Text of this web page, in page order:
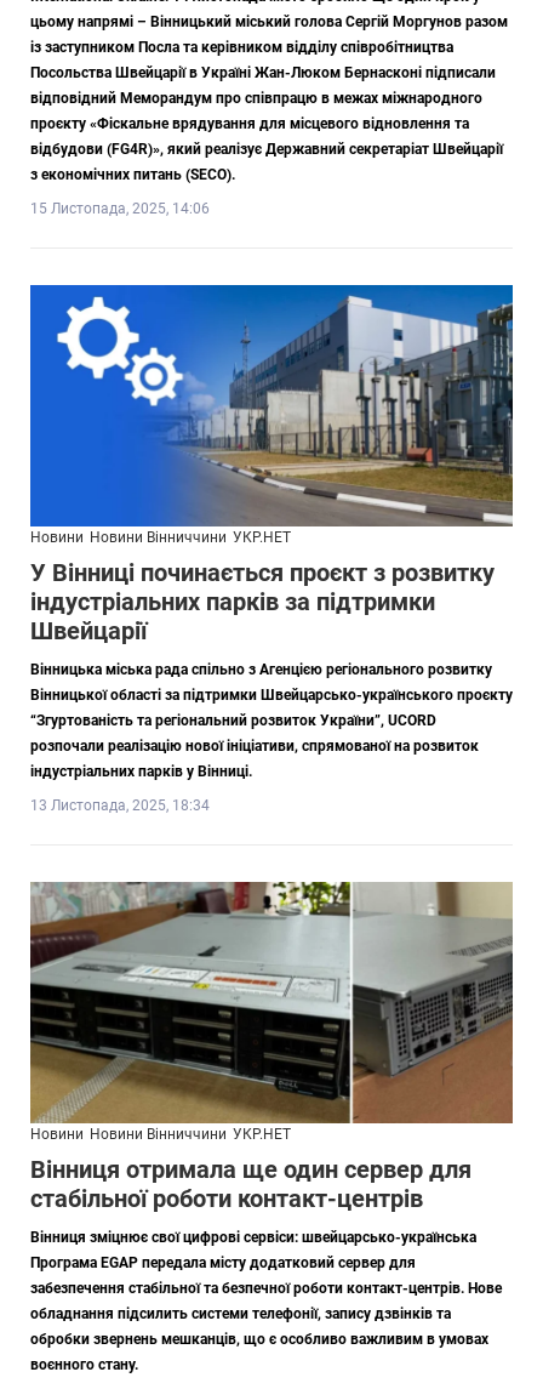
цьому напрямі – Вінницький міський голова Сергій Моргунов разом
із заступником Посла та керівником відділу співробітництва
Посольства Швейцарії в Україні Жан-Люком Бернасконі підписали
відповідний Меморандум про співпрацю в межах міжнародного
проєкту «Фіскальне врядування для місцевого відновлення та
відбудови (FG4R)», який реалізує Державний секретаріат Швейцарії
з економічних питань (SECO).
15 Листопада, 2025, 14:06
Новини Новини Вінниччини УКР.НЕТ
У Вінниці починається проєкт з розвитку
індустріальних парків за підтримки
Швейцарії
Вінницька міська рада спільно з Агенцією регіонального розвитку
Вінницької області за підтримки Швейцарсько-українського проєкту
“Згуртованість та регіональний розвиток України”, UCORD
розпочали реалізацію нової ініціативи, спрямованої на розвиток
індустріальних парків у Вінниці.
13 Листопада, 2025, 18:34
Новини Новини Вінниччини УКР.НЕТ
Вінниця отримала ще один сервер для
стабільної роботи контакт-центрів
Вінниця зміцнює свої цифрові сервіси: швейцарсько-українська
Програма EGAP передала місту додатковий сервер для
забезпечення стабільної та безпечної роботи контакт-центрів. Нове
обладнання підсилить системи телефонії, запису дзвінків та
обробки звернень мешканців, що є особливо важливим в умовах
воєнного стану.